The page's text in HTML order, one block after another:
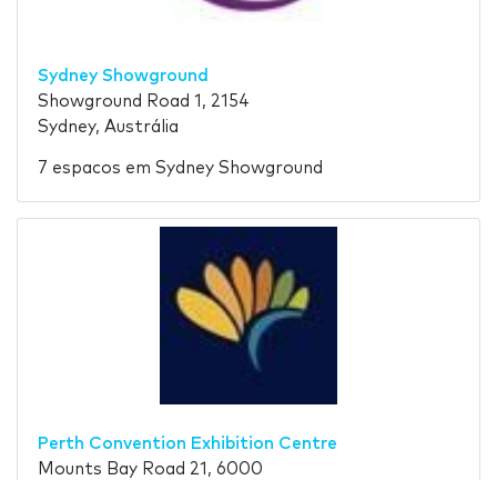
Sydney Showground
Showground Road 1, 2154
Sydney, Austrália
7 espacos em Sydney Showground
Perth Convention Exhibition Centre
Mounts Bay Road 21, 6000